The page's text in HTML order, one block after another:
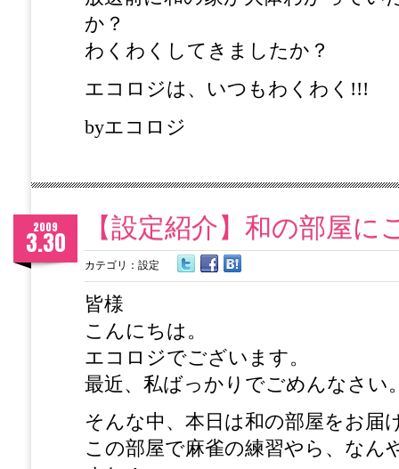
か？
わくわくしてきましたか？
エコロジは、いつもわくわく!!!
byエコロジ
【設定紹介】和の部屋に
2009
3.30
カテゴリ： 設定
皆様
こんにちは。
エコロジでございます。
最近、私ばっかりでごめんなさい
そんな中、本日は和の部屋をお届
この部屋で麻雀の練習やら、なん